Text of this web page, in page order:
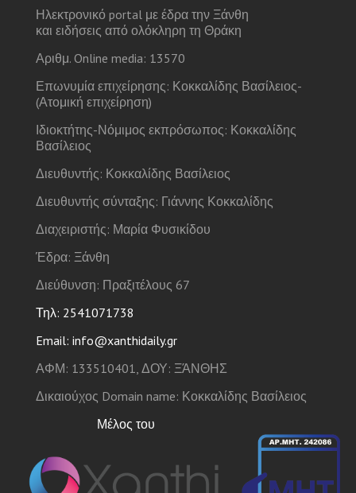
Ηλεκτρονικό portal με έδρα την Ξάνθη
και ειδήσεις από ολόκληρη τη Θράκη
Αριθμ. Online media: 13570
Επωνυμία επιχείρησης: Κοκκαλίδης Βασίλειος-
(Ατομική επιχείρηση)
Ιδιοκτήτης-Νόμιμος εκπρόσωπος: Κοκκαλίδης
Βασίλειος
Διευθυντής: Κοκκαλίδης Βασίλειος
Διευθυντής σύνταξης: Γιάννης Κοκκαλίδης
Διαχειριστής: Μαρία Φυσικίδου
Έδρα: Ξάνθη
Διεύθυνση: Πραξιτέλους 67
Τηλ: 2541071738
Email: info@xanthidaily.gr
ΑΦΜ: 133510401, ΔΟΥ: ΞΆΝΘΗΣ
Δικαιούχος Domain name: Κοκκαλίδης Βασίλειος
Μέλος του